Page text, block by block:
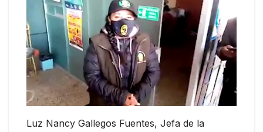
Luz Nancy Gallegos Fuentes, Jefa de la